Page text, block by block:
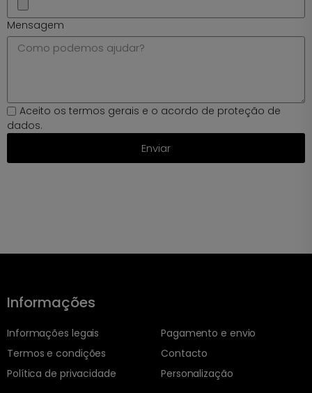
Mensagem
Aceito os termos gerais e o acordo de proteção de
dados.
Enviar
Informações
Informações legais
Termos e condições
Política de privacidade
Pagamento e envio
Contacto
Personalização